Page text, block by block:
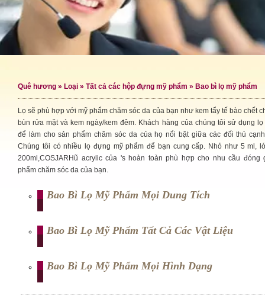
Quê hương » Loại » Tất cả các hộp đựng mỹ phẩm » Bao bì lọ mỹ phẩm
Lọ sẽ phù hợp với mỹ phẩm chăm sóc da của bạn như kem tẩy tế bào chết
bùn rửa mặt và kem ngày/kem đêm. Khách hàng của chúng tôi sử dụng lọ
để làm cho sản phẩm chăm sóc da của họ nổi bật giữa các đối thủ
Chúng tôi có nhiều lọ đựng mỹ phẩm để bạn cung cấp. Nhỏ như 5 ml,
200ml,COSJARHũ acrylic của 's hoàn toàn phù hợp cho nhu cầu đóng
phẩm chăm sóc da của bạn.
Bao Bì Lọ Mỹ Phẩm Mọi Dung Tích
Bao Bì Lọ Mỹ Phẩm Tất Cả Các Vật Liệu
Bao Bì Lọ Mỹ Phẩm Mọi Hình Dạng